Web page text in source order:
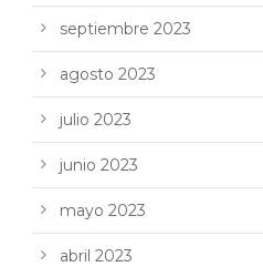
septiembre 2023
agosto 2023
julio 2023
junio 2023
mayo 2023
abril 2023